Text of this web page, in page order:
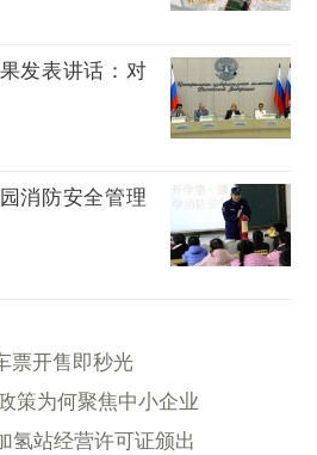
发表讲话：对
消防安全管理
票开售即秒光
策为何聚焦中小企业
氢站经营许可证颁出